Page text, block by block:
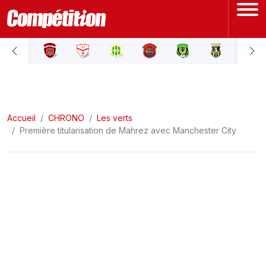
ACCUEIL
LIGUE 2
Accueil CHRONO
Les verts
Première titularisation de Mahrez avec Manchester City